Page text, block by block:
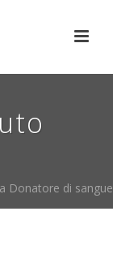
Donatore di sangue